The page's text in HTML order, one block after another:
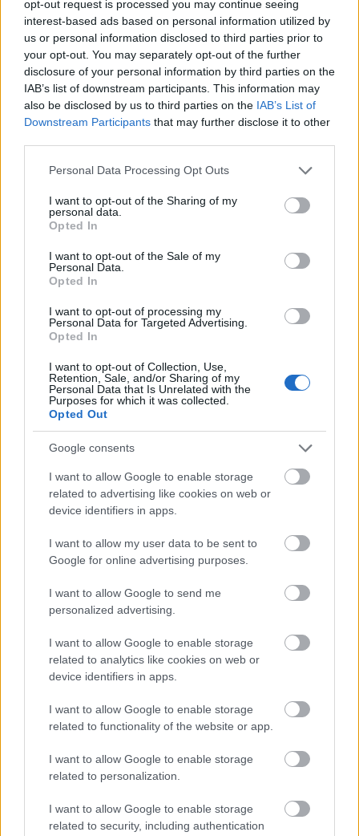
opt-out request is processed you may continue seeing
interest-based ads based on personal information utilized by
us or personal information disclosed to third parties prior to
your opt-out. You may separately opt-out of the further
disclosure of your personal information by third parties on the
IAB’s list of downstream participants. This information may
also be disclosed by us to third parties on the IAB’s List of
Downstream Participants that may further disclose it to other
Please note that this website/app uses one or more Google
not limited to your visit or usage behaviour. You may click to
grant or deny consent to Google and its third-party tags to
use your data for below specified purposes in below Google
consent section.
Personal Data Processing Opt Outs
I want to opt-out of the Sharing of my
personal data.
Opted In
I want to opt-out of the Sale of my
Personal Data.
Opted In
I want to opt-out of processing my
Personal Data for Targeted Advertising.
Opted In
I want to opt-out of Collection, Use,
Retention, Sale, and/or Sharing of my
Personal Data that Is Unrelated with the
Purposes for which it was collected.
Opted Out
Google consents
I want to allow Google to enable storage
related to advertising like cookies on web or
device identifiers in apps.
I want to allow my user data to be sent to
Google for online advertising purposes.
I want to allow Google to send me
personalized advertising.
I want to allow Google to enable storage
related to analytics like cookies on web or
device identifiers in apps.
I want to allow Google to enable storage
related to functionality of the website or app.
I want to allow Google to enable storage
related to personalization.
I want to allow Google to enable storage
related to security, including authentication
A szereplőválasztásról megjegyezte: ezekkel a
színészekkel szeretett volna együtt dolgozni. Mary,
az anya szerepéről, amelyet a fiatal Trokán Nóra
alakít, elmondta: nem a kora, az élettapasztalata
felől, hanem az egyenessége, az őszintesége felől
tekintett a szerepre. Az édesanya, Mary morfinista,
úgy beszél, mint egy diáklány. A rendező azt
mondta, hogy olvasatukban a szerep kulcsa az, hogy
világban, az emlékeiben él.
Kép az előadásból: Porogi Ádám, Trokán Nóra
O’Neill egyik legismertebb és legszemélyesebb
drámájában egy átlagos amerikai família egy
hogy egyben a család alkonyát jelenti. A családi
reggeli még idilli, ám a viták vádaskodásokba, a
veszekedések vad háborúba torkollnak.
O’Neillvégakarata az volt, hogy halála után 25 évig
című
drámáját, amely a világirodalom egyik
legerősebben önéletrajzi ihletésű műve. A szereplők
a szerző családjának hű másai, a bukott színész
apával, az iszákos testvérrel és a morfinista anyával.